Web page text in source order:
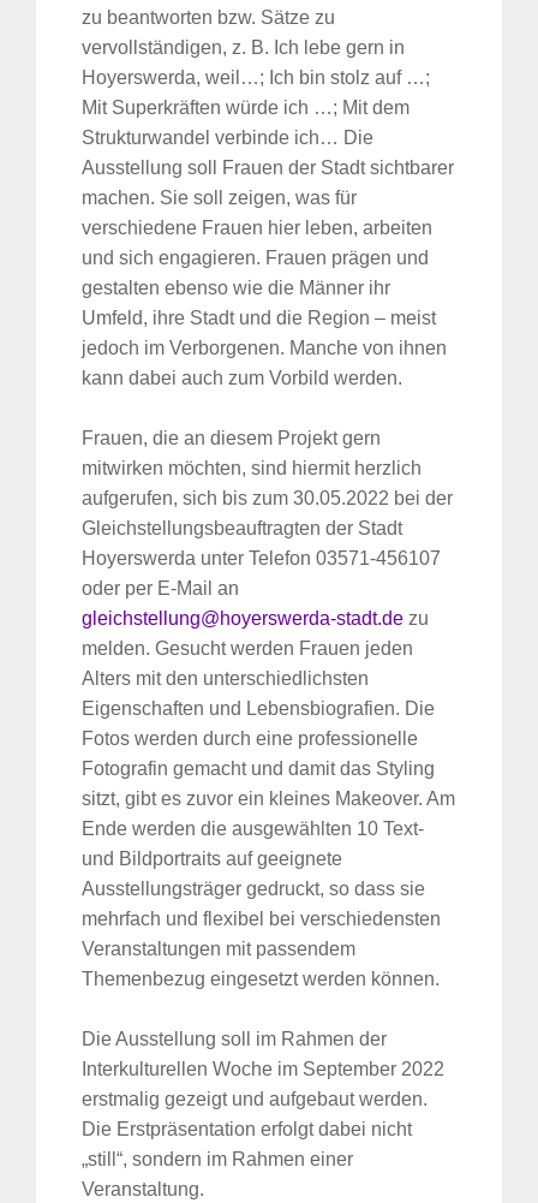
zu beantworten bzw. Sätze zu
vervollständigen, z. B. Ich lebe gern in
Hoyerswerda, weil…; Ich bin stolz auf …;
Mit Superkräften würde ich …; Mit dem
Strukturwandel verbinde ich… Die
Ausstellung soll Frauen der Stadt sichtbarer
machen. Sie soll zeigen, was für
verschiedene Frauen hier leben, arbeiten
und sich engagieren. Frauen prägen und
gestalten ebenso wie die Männer ihr
Umfeld, ihre Stadt und die Region – meist
jedoch im Verborgenen. Manche von ihnen
kann dabei auch zum Vorbild werden.
Frauen, die an diesem Projekt gern
mitwirken möchten, sind hiermit herzlich
aufgerufen, sich bis zum 30.05.2022 bei der
Gleichstellungsbeauftragten der Stadt
Hoyerswerda unter Telefon 03571-456107
oder per E-Mail an
gleichstellung@hoyerswerda-stadt.de zu
melden. Gesucht werden Frauen jeden
Alters mit den unterschiedlichsten
Eigenschaften und Lebensbiografien. Die
Fotos werden durch eine professionelle
Fotografin gemacht und damit das Styling
sitzt, gibt es zuvor ein kleines Makeover. Am
Ende werden die ausgewählten 10 Text-
und Bildportraits auf geeignete
Ausstellungsträger gedruckt, so dass sie
mehrfach und flexibel bei verschiedensten
Veranstaltungen mit passendem
Themenbezug eingesetzt werden können.
Die Ausstellung soll im Rahmen der
Interkulturellen Woche im September 2022
erstmalig gezeigt und aufgebaut werden.
Die Erstpräsentation erfolgt dabei nicht
„still“, sondern im Rahmen einer
Veranstaltung.